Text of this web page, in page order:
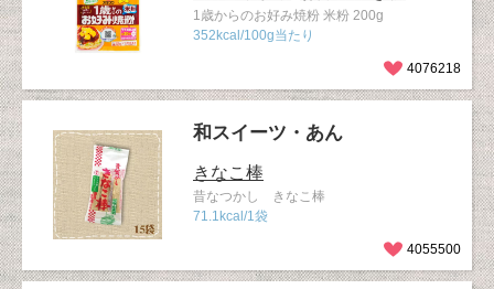
1歳からのお好み焼粉 米粉 200g
352kcal/100g当たり
4076218
和スイーツ・あん
きなこ棒
昔なつかし きなこ棒
71.1kcal/1袋
4055500